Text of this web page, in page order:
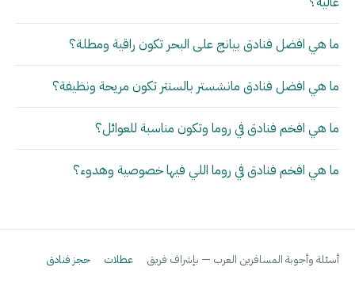
ما هي افضل فنادق بيانج على البحر تكون راقية ومطلة؟
ما هي افضل فنادق مانشستر بالسنتر تكون مريحة ونظيفة؟
ما هي افخم فنادق في روما وتكون مناسبة للعوائل؟
ما هي افخم فنادق في روما اللي فيها خصوصية وهدوء؟
أسئلة وأجوبة المسافرين العرب — بإشراف فريق عطلات حجز فنادق